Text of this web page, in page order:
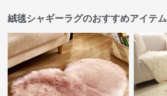
絨毯シャギーラグのおすすめアイテム